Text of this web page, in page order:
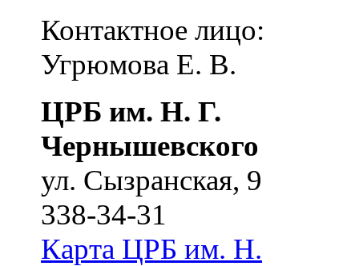
Контактное лицо:
Угрюмова Е. В.
ЦРБ им. Н. Г.
Чернышевского
ул. Сызранская, 9
338-34-31
Карта ЦРБ им. Н.